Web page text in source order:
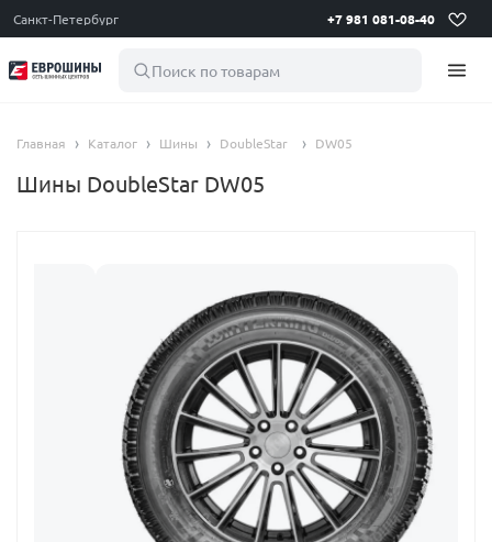
Санкт-Петербург +7 981 081-08-40
Поиск по товарам
Главная Каталог Шины DoubleStar DW05
Шины DoubleStar DW05